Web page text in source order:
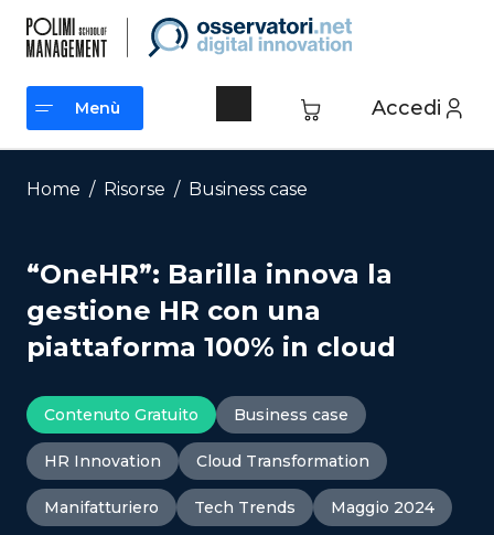
contenuto
Accedi
Menù
Menù
Home / Risorse / Business case
“OneHR”: Barilla innova la
gestione HR con una
piattaforma 100% in cloud
Contenuto Gratuito Business case
HR Innovation Cloud Transformation
Manifatturiero Tech Trends Maggio 2024